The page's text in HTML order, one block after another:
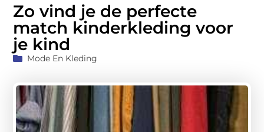
Zo vind je de perfecte
match kinderkleding voor
je kind
Mode En Kleding